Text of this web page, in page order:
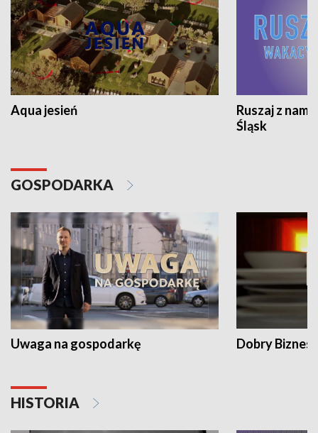
Aqua jesień
Ruszaj z
Śląsk
GOSPODARKA
Uwaga na gospodarkę Dobry Biznes
HISTORIA